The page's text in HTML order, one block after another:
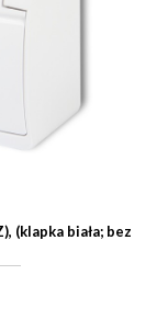
(klapka biała; bez